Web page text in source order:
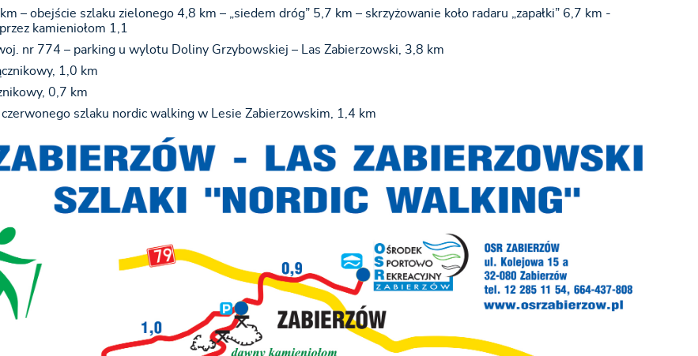
– obejście szlaku zielonego 4,8 km – „siedem dróg” 5,7 km – skrzyżowanie koło radaru „zapałki” 6,7 km -
kamieniołom 1,1
nr 774 – parking u wylotu Doliny Grzybowskiej – Las Zabierzowski, 3,8 km
1,0 km
0,7 km
szlaku nordic walking w Lesie Zabierzowskim, 1,4 km